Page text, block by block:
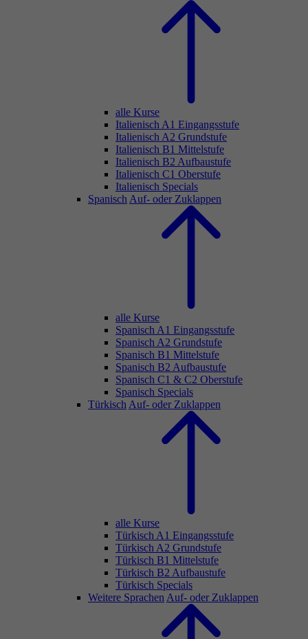
alle Kurse
Italienisch A1 Eingangsstufe
Italienisch A2 Grundstufe
Italienisch B1 Mittelstufe
Italienisch B2 Aufbaustufe
Italienisch C1 Oberstufe
Italienisch Specials
Spanisch Auf- oder Zuklappen
alle Kurse
Spanisch A1 Eingangsstufe
Spanisch A2 Grundstufe
Spanisch B1 Mittelstufe
Spanisch B2 Aufbaustufe
Spanisch C1 & C2 Oberstufe
Spanisch Specials
Türkisch Auf- oder Zuklappen
alle Kurse
Türkisch A1 Eingangsstufe
Türkisch A2 Grundstufe
Türkisch B1 Mittelstufe
Türkisch B2 Aufbaustufe
Türkisch Specials
Weitere Sprachen Auf- oder Zuklappen